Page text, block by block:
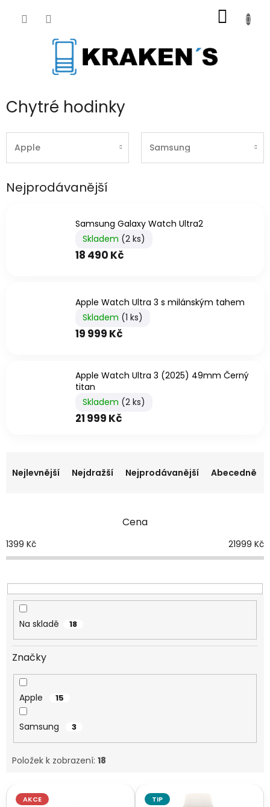
KOŠÍK
Chytré hodinky
Apple Samsung
Nejprodávanější
Samsung Galaxy Watch Ultra2
Skladem (2 ks)
18 490 Kč
Apple Watch Ultra 3 s milánským tahem
Skladem (1 ks)
19 999 Kč
Apple Watch Ultra 3 (2025) 49mm Černý
titan
Skladem (2 ks)
21 999 Kč
a
p
r
o
u
Nejlevnější Nejdražší Nejprodávanější Abecedně
Cena
1399 Kč 21999 Kč
Na skladě 18
Značky
Apple 15
Samsung 3
Položek k zobrazení: 18
V
AKCE
TIP